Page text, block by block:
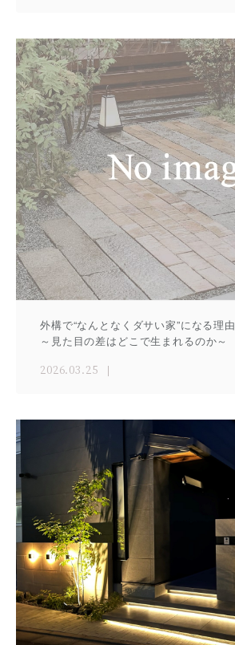
外構で“なんとなくダサい家”になる理由
～見た目の差はどこで生まれるのか～
2026.03.25